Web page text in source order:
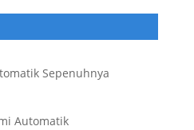
Sepenuhnya
Automatik